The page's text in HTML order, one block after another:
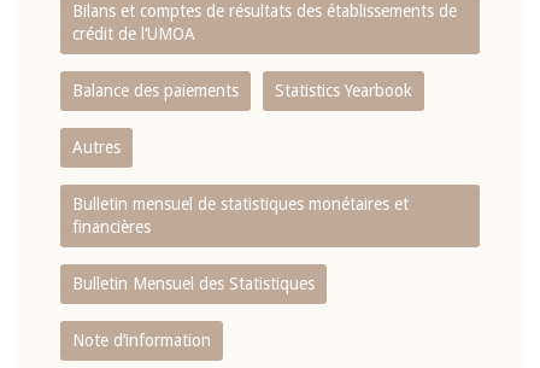
Bilans et comptes de résultats des établissements de
crédit de l‘UMOA
Balance des paiements Statistics Yearbook
Autres
Bulletin mensuel de statistiques monétaires et
financières
Bulletin Mensuel des Statistiques
Note d’information